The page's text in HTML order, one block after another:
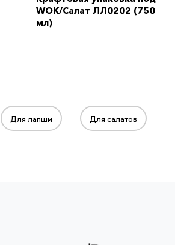
WOK/Салат ЛЛ0202 (750
мл)
Для лапши Для салатов